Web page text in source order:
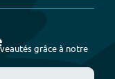
grâce à notre